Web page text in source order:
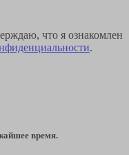
что я ознакомлен
.
время.